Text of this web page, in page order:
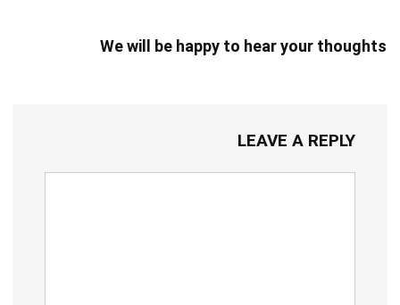
We will be happy to hear your thoughts
LEAVE A REPLY